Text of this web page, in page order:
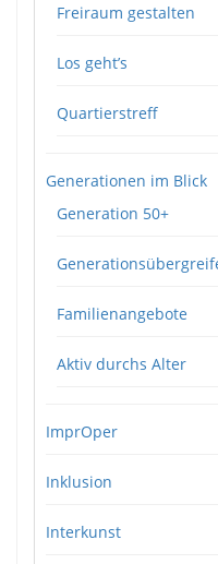
Freiraum gestalten
Los geht’s
Quartierstreff
Generationen im Blick
Generation 50+
Familienangebote
Aktiv durchs Alter
ImprOper
Inklusion
Interkunst